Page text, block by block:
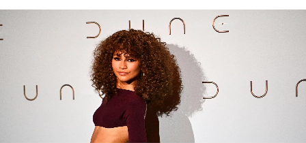
Moda